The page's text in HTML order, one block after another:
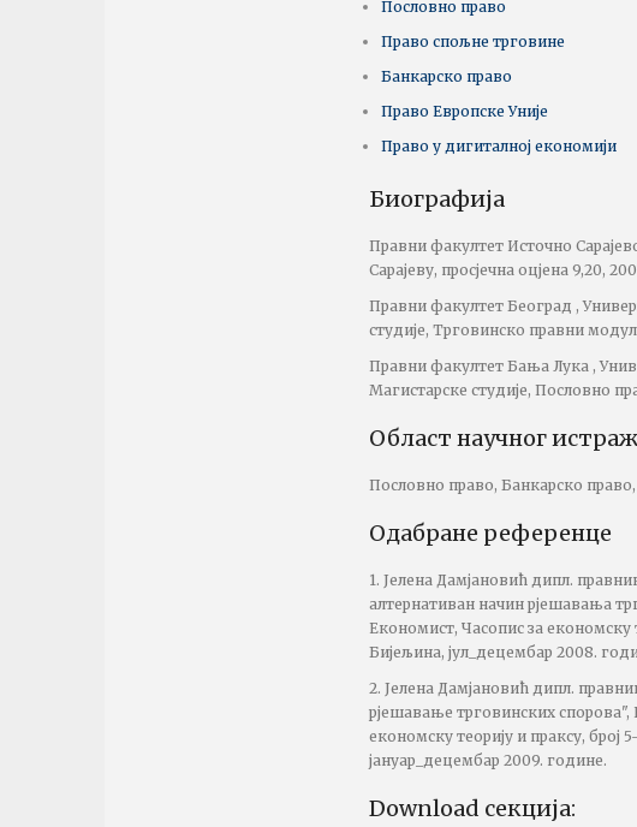
Пословно право
Право спољне трговине
Банкарско право
Право Европске Уније
Право у дигиталној економији
Биографија
Правни факултет Источно
Сарајеву, просјечна оцјена 9,20,
Правни факултет Београд ,
студије, Трговинско правни
Правни факултет Бања Лука ,
Магистарске студије, Пословно
Област научног
Пословно право, Банкарско
Одабране референце
1. Јелена Дамјановић дипл.
алтернативан начин рјешавања
Економист, Часопис за економску
Бијељина, јул_децембар 2008.
2. Јелена Дамјановић дипл.
рјешавање трговинских
економску теорију и праксу, број
јануар_децембар 2009. године.
Download секција: